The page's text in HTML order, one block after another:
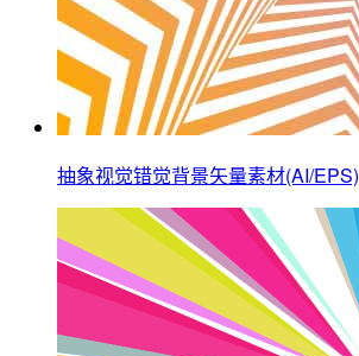
抽象视觉错觉背景矢量素材(AI/EPS)